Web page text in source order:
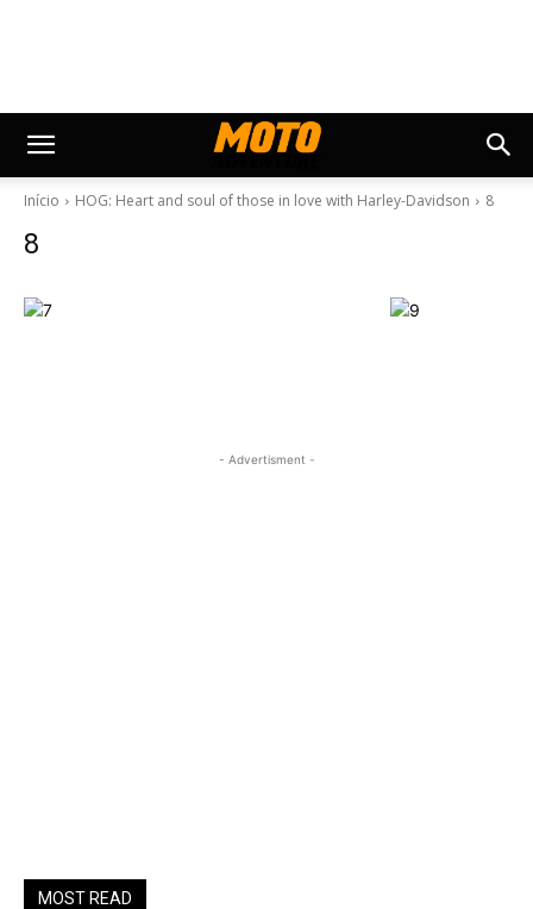
Início HOG: Heart and soul of those in love with Harley-Davidson 8
8
- Advertisment -
MOST READ